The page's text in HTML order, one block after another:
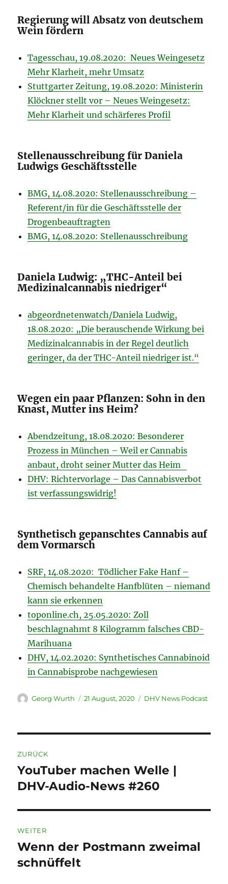
Regierung will Absatz von deutschem
Wein fördern
Tagesschau, 19.08.2020: Neues Weingesetz
Mehr Klarheit, mehr Umsatz
Stuttgarter Zeitung, 19.08.2020: Ministerin
Klöckner stellt vor – Neues Weingesetz:
Mehr Klarheit und schärferes Profil
Stellenausschreibung für Daniela
Ludwigs Geschäftsstelle
BMG, 14.08.2020: Stellenausschreibung –
Referent/in für die Geschäftsstelle der
Drogenbeauftragten
BMG, 14.08.2020: Stellenausschreibung
Daniela Ludwig: „THC-Anteil bei
Medizinalcannabis niedriger“
abgeordnetenwatch/Daniela Ludwig,
18.08.2020: „Die berauschende Wirkung bei
Medizinalcannabis in der Regel deutlich
geringer, da der THC-Anteil niedriger ist.“
Wegen ein paar Pflanzen: Sohn in den
Knast, Mutter ins Heim?
Abendzeitung, 18.08.2020: Besonderer
Prozess in München – Weil er Cannabis
anbaut, droht seiner Mutter das Heim
DHV: Richtervorlage – Das Cannabisverbot
ist verfassungswidrig!
Synthetisch gepanschtes Cannabis auf
dem Vormarsch
SRF, 14.08.2020: Tödlicher Fake Hanf –
Chemisch behandelte Hanfblüten – niemand
kann sie erkennen
toponline.ch, 25.05.2020: Zoll
beschlagnahmt 8 Kilogramm falsches CBD-
Marihuana
DHV, 14.02.2020: Synthetisches Cannabinoid
in Cannabisprobe nachgewiesen
Autor
Georg Wurth
Veröffentlicht
21 August, 2020 Kategorien
DHV News Podcast
ZURÜCK
Vorheriger
Beitrag:
YouTuber machen Welle |
DHV-Audio-News #260
WEITER
Nächster
Beitrag:
Wenn der Postmann zweimal
schnüffelt